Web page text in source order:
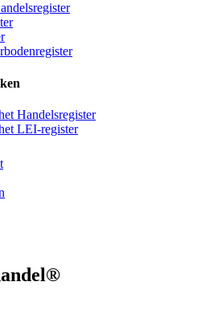
Handelsregister
LEI-register